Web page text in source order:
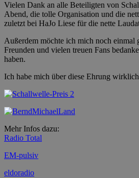
Vielen Dank an alle Beteiligten von
Abend, die tolle Organisation und die
zuletzt bei HaJo Liese für die nette
Außerdem möchte ich mich noch einmal
Freunden und vielen treuen Fans
haben.
Ich habe mich über diese Ehrung
Mehr Infos dazu:
Radio Total
EM-pulsiv
eldoradio